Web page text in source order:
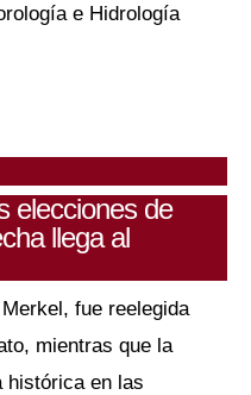
e Hidrología
elecciones de
llega al
fue reelegida
mientras que la
histórica en las